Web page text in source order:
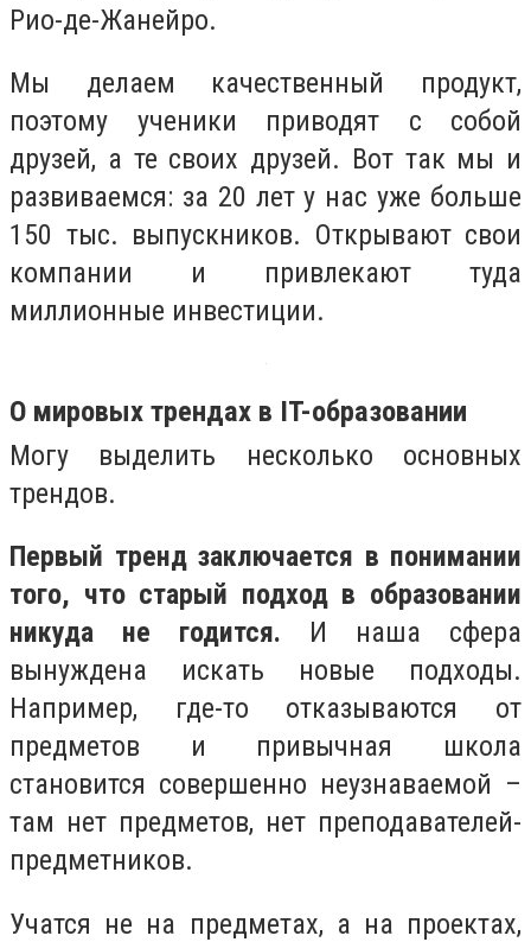
Рио-де-Жанейро.
Мы делаем качественный продукт,
поэтому ученики приводят с собой
друзей, а те своих друзей. Вот так мы и
развиваемся: за 20 лет у нас уже больше
150 тыс. выпускников. Открывают свои
компании и привлекают туда
миллионные инвестиции.
О мировых трендах в IT-образовании
Могу выделить несколько основных
трендов.
Первый тренд заключается в понимании
того, что старый подход в образовании
никуда не годится. И наша сфера
вынуждена искать новые подходы.
Например, где-то отказываются от
предметов и привычная школа
становится совершенно неузнаваемой –
там нет предметов, нет преподавателей-
предметников.
Учатся не на предметах, а на проектах,